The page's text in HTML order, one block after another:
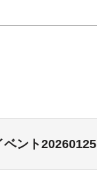
ベント20260125